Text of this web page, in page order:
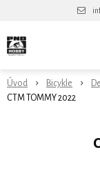
Úvod Bicykle
CTM TOMMY 2022